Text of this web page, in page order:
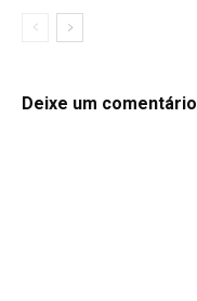
Deixe um comentário